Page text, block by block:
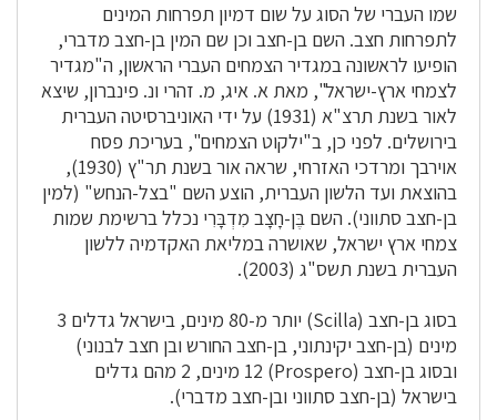
שמו העברי של הסוג על שום דמיון תפרחות המינים
לתפרחות חצב. השם בן-חצב וכן שם המין בן-חצב מדברי,
הופיעו לראשונה במגדיר הצמחים העברי הראשון, ה"מגדיר
לצמחי ארץ-ישראל", מאת א. איג, מ. זהרי ונ. פינברון, שיצא
לאור בשנת תרצ"א (1931) על ידי האוניברסיטה העברית
בירושלים. לפני כן, ב"ילקוט הצמחים", בעריכת פסח
אוירבך ומרדכי האזרחי, שראה אור בשנת תר"ץ (1930),
בהוצאת ועד הלשון העברית, הוצע השם "בצל-הנחש" (למין
בן-חצב סתווני). השם בֶּן-חָצָב מִדְבָּרִי נכלל ברשימת שמות
צמחי ארץ ישראל, שאושרה במליאת האקדמיה ללשון
העברית בשנת תשס"ג (2003).
בסוג בן-חצב (Scilla) יותר מ-80 מינים, בישראל גדלים 3
מינים (בן-חצב יקינתוני, בן-חצב החורש ובן חצב לבנוני)
ובסוג בן-חצב (Prospero) 12 מינים, 2 מהם גדלים
בישראל (בן-חצב סתווני ובן-חצב מדברי).